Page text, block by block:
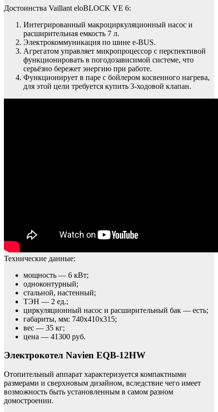
Достоинства Vaillant eloBLOCK VE 6:
Интегрированный макроциркуляционный насос и
расширительная емкость 7 л.
Электрокоммуникация по шине e-BUS.
Агрегатом управляет микропроцессор с перспективой
функционировать в погодозависимой системе, что
серьёзно бережет энергию при работе.
Функционирует в паре с бойлером косвенного нагрева,
для этой цели требуется купить 3-ходовой клапан.
Технические данные:
мощность — 6 кВт;
одноконтурный;
стальной, настенный;
ТЭН — 2 ед.;
циркуляционный насос и расширительный бак — есть;
габариты, мм: 740х410х315;
вес — 35 кг;
цена — 41300 руб.
Электрокотел Navien EQB-12HW
Отопительный аппарат характеризуется компактными
размерами и сверхновым дизайном, вследствие чего имеет
возможность быть установленным в самом разном
домостроении.